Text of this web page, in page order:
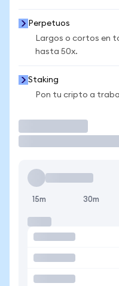
Perpetuos
Largos o cortos en
hasta 50x.
Staking
Pon tu cripto a
15m 30m